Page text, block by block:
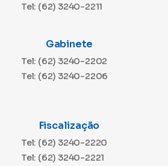
Tel: (62) 3240-2211
Gabinete
Tel: (62) 3240-2202
Tel: (62) 3240-2206
Fiscalização
Tel: (62) 3240-2220
Tel: (62) 3240-2221